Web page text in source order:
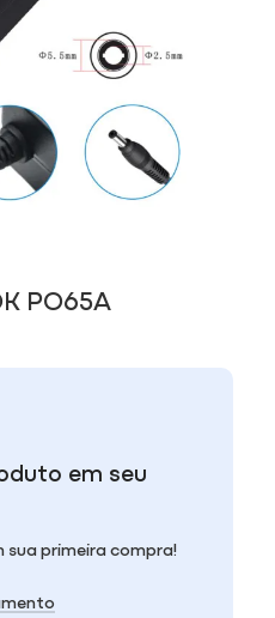
PO65A
em seu
primeira compra!